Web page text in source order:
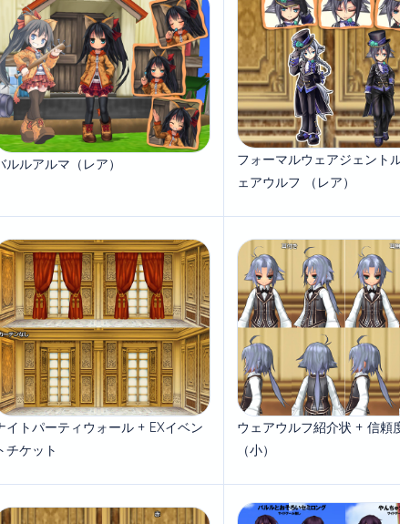
ルルアルマ（レア）
フォーマルウェアジェント
ェアウルフ （レア）
イトパーティウォール + EXイベン
チケット
ウェアウルフ紹介状 + 信頼
（小）